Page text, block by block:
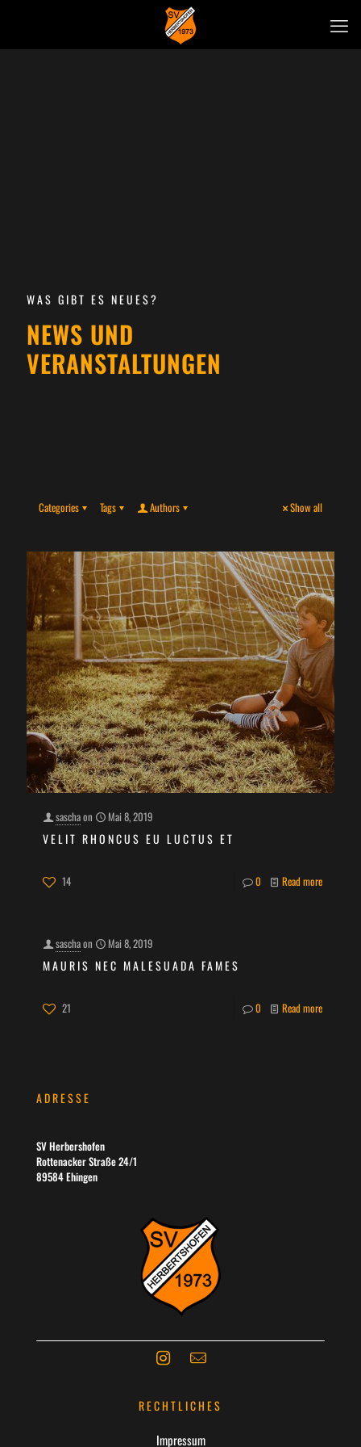
WAS GIBT ES NEUES?
NEWS UND
VERANSTALTUNGEN
Categories Tags Authors Show all
saschaon Mai 8, 2019
VELIT RHONCUS EU LUCTUS ET
14 0 Read more
saschaon Mai 8, 2019
MAURIS NEC MALESUADA FAMES
21 0 Read more
ADRESSE
SV Herbershofen
Rottenacker Straße 24/1
89584 Ehingen
RECHTLICHES
Impressum